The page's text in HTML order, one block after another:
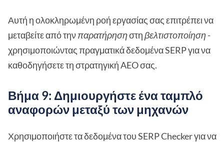
Αυτή η ολοκληρωμένη ροή εργασίας σας επιτρέπει να
μεταβείτε από τηνπαρατήρησηστηβελτιστοποίηση-
χρησιμοποιώντας πραγματικά δεδομένα SERP για να
καθοδηγήσετε τη στρατηγική AEO σας.
Βήμα 9: Δημιουργήστε ένα ταμπλό
αναφορών μεταξύ των μηχανών
Χρησιμοποιήστε τα δεδομένα του SERP Checker για να